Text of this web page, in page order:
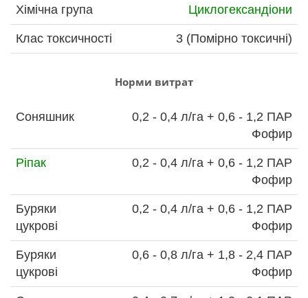
Хімічна група Циклогександіони
Клас токсичності 3 (Помірно токсичні)
Норми витрат
Соняшник
0,2 - 0,4 л/га + 0,6 - 1,2 ПАР
Фофир
Ріпак
0,2 - 0,4 л/га + 0,6 - 1,2 ПАР
Фофир
Буряки
цукрові
0,2 - 0,4 л/га + 0,6 - 1,2 ПАР
Фофир
Буряки
цукрові
0,6 - 0,8 л/га + 1,8 - 2,4 ПАР
Фофир